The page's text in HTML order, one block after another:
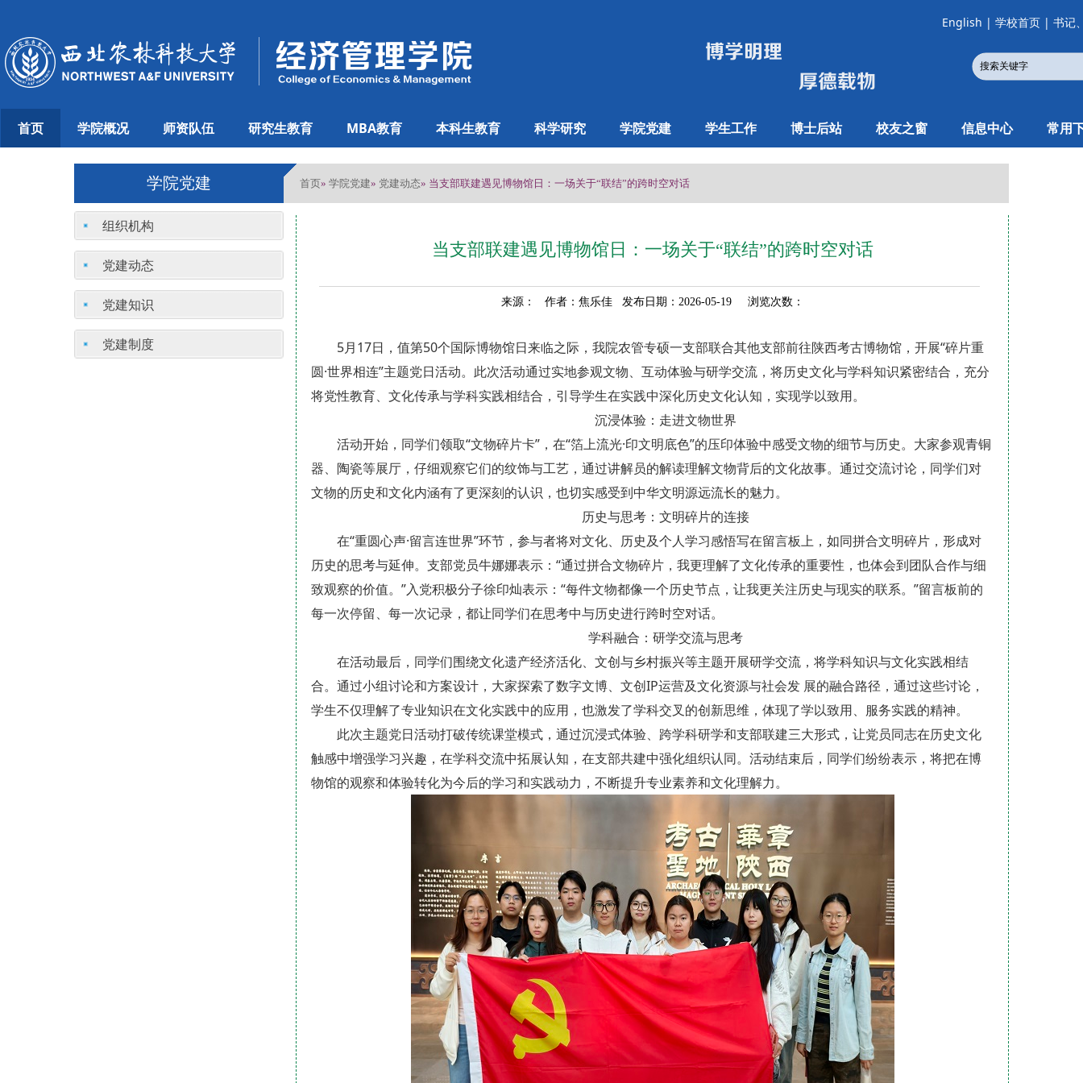
English | 学校首页 | 书记
首页 学院概况 师资队伍 研究生教育 MBA教育 本科生教育 科学研究 学院党建 学生工作 博士后站 校友之窗 信息中心 常用
学院党建 首页» 学院党建» 党建动态» 当支部联建遇见博物馆日：一场关于“联结”的跨时空对话
组织机构
党建动态
党建知识
党建制度
当支部联建遇见博物馆日：一场关于“联结”的跨时空对话
来源： 作者：焦乐佳 发布日期：2026-05-19 浏览次数：
5月17日，值第50个国际博物馆日来临之际，我院农管专硕一支部联合其他支部前往陕西考古博物馆，开展“碎片重
圆·世界相连”主题党日活动。此次活动通过实地参观文物、互动体验与研学交流，将历史文化与学科知识紧密结合，充分
将党性教育、文化传承与学科实践相结合，引导学生在实践中深化历史文化认知，实现学以致用。
沉浸体验：走进文物世界
活动开始，同学们领取“文物碎片卡”，在“箔上流光·印文明底色”的压印体验中感受文物的细节与历史。大家参观青铜
器、陶瓷等展厅，仔细观察它们的纹饰与工艺，通过讲解员的解读理解文物背后的文化故事。通过交流讨论，同学们对
文物的历史和文化内涵有了更深刻的认识，也切实感受到中华文明源远流长的魅力。
历史与思考：文明碎片的连接
在“重圆心声·留言连世界”环节，参与者将对文化、历史及个人学习感悟写在留言板上，如同拼合文明碎片，形成对
历史的思考与延伸。支部党员牛娜娜表示：“通过拼合文物碎片，我更理解了文化传承的重要性，也体会到团队合作与细
致观察的价值。”入党积极分子徐印灿表示：“每件文物都像一个历史节点，让我更关注历史与现实的联系。”留言板前的
每一次停留、每一次记录，都让同学们在思考中与历史进行跨时空对话。
学科融合：研学交流与思考
在活动最后，同学们围绕文化遗产经济活化、文创与乡村振兴等主题开展研学交流，将学科知识与文化实践相结
合。通过小组讨论和方案设计，大家探索了数字文博、文创IP运营及文化资源与社会发 展的融合路径，通过这些讨论，
学生不仅理解了专业知识在文化实践中的应用，也激发了学科交叉的创新思维，体现了学以致用、服务实践的精神。
此次主题党日活动打破传统课堂模式，通过沉浸式体验、跨学科研学和支部联建三大形式，让党员同志在历史文化
触感中增强学习兴趣，在学科交流中拓展认知，在支部共建中强化组织认同。活动结束后，同学们纷纷表示，将把在博
物馆的观察和体验转化为今后的学习和实践动力，不断提升专业素养和文化理解力。